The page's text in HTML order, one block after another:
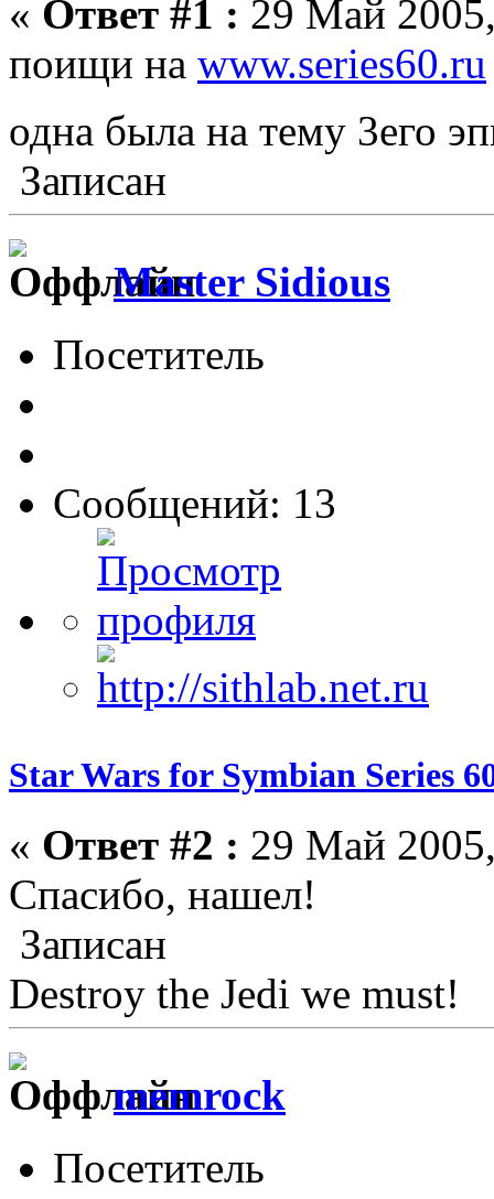
« Ответ #1 : 29 Май
поищи на www.series60.ru
одна была на тему 3его
Записан
Master Sidious
Посетитель
Сообщений: 13
Star Wars for Symbian Series
« Ответ #2 : 29 Май
Спасибо, нашел!
Записан
Destroy the Jedi we must!
memrock
Посетитель